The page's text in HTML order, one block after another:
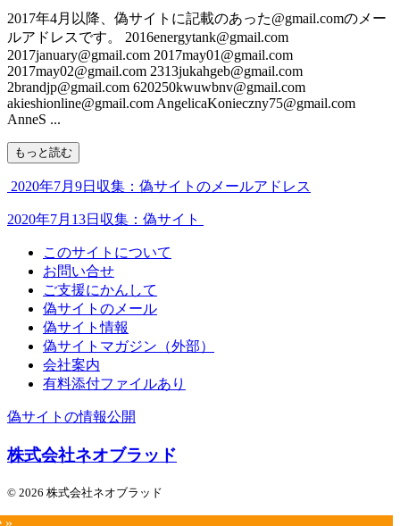
2017年4月以降、偽サイトに記載のあった@gmail.comのメー
ルアドレスです。 2016energytank@gmail.com
2017january@gmail.com 2017may01@gmail.com
2017may02@gmail.com 2313jukahgeb@gmail.com
2brandjp@gmail.com 620250kwuwbnv@gmail.com
akieshionline@gmail.com AngelicaKonieczny75@gmail.com
AnneS ...
もっと読む
2020年7月9日収集：偽サイトのメールアドレス
2020年7月13日収集：偽サイト
このサイトについて
お問い合せ
ご支援にかんして
偽サイトのメール
偽サイト情報
偽サイトマガジン（外部）
会社案内
有料添付ファイルあり
偽サイトの情報公開
株式会社ネオブラッド
© 2026 株式会社ネオブラッド
»